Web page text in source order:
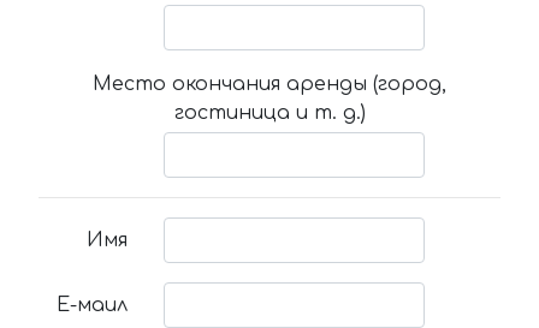
Место окончания аренды (город,
гостиница и т. д.)
Имя
Е-маил